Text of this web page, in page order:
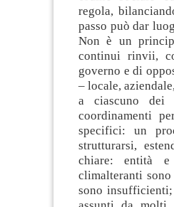
regola,
passo può dar
Non è un
continui rinvii,
governo e di
– locale,
a ciascuno dei
coordinamenti
specifici: un
strutturarsi,
chiare: entità
climalteranti
sono